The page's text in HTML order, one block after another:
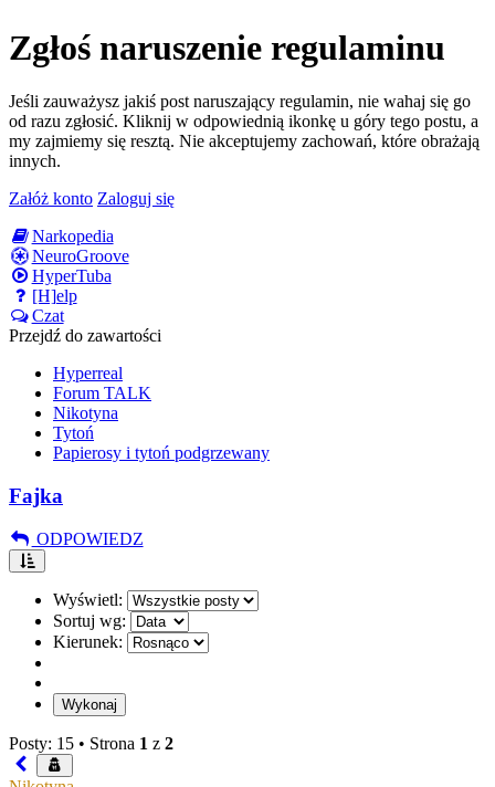
Zgłoś naruszenie regulaminu
Jeśli zauważysz jakiś post naruszający regulamin, nie wahaj się go
od razu zgłosić. Kliknij w odpowiednią ikonkę u góry tego postu, a
my zajmiemy się resztą. Nie akceptujemy zachowań, które obrażają
innych.
Załóż konto Zaloguj się
Narkopedia
NeuroGroove
HyperTuba
[H]elp
Czat
Przejdź do zawartości
Hyperreal
Forum TALK
Nikotyna
Tytoń
Papierosy i tytoń podgrzewany
Fajka
ODPOWIEDZ
Wyświetl:
Sortuj wg:
Kierunek:
Posty: 15 • Strona 1 z 2